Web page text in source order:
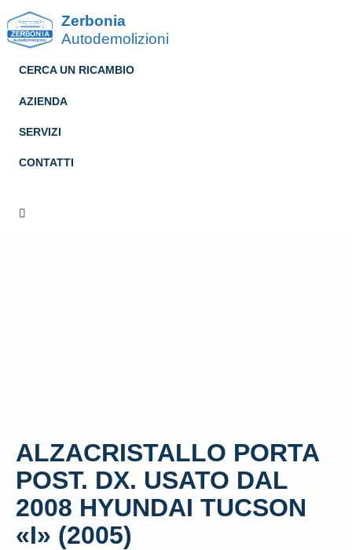
Zerbonia
Autodemolizioni
CERCA UN RICAMBIO
AZIENDA
SERVIZI
CONTATTI
ALZACRISTALLO PORTA
POST. DX. USATO DAL
2008 HYUNDAI TUCSON
«I» (2005)